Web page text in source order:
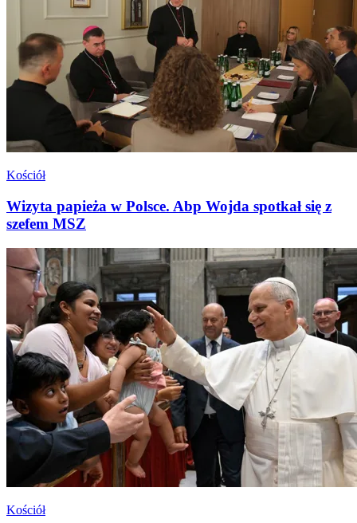
Kościół
Wizyta papieża w Polsce. Abp Wojda spotkał się z
szefem MSZ
Kościół